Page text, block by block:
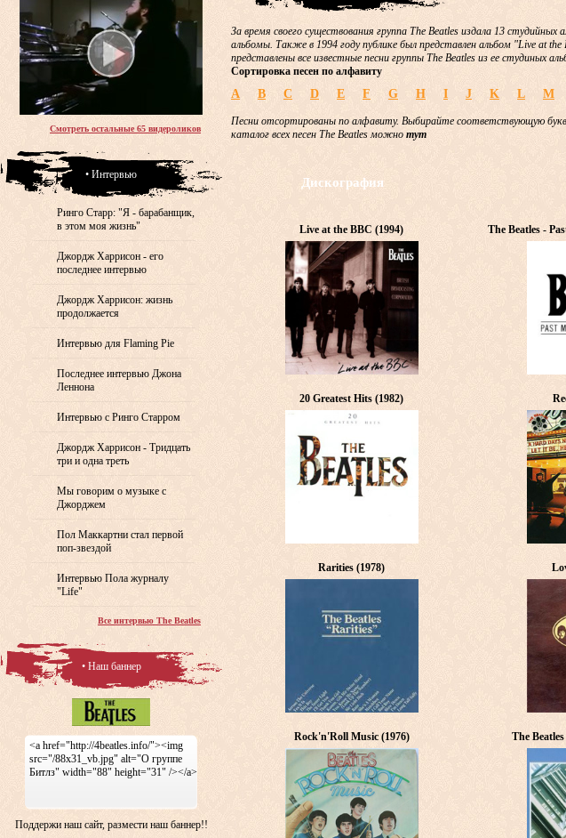
За время своего существования группа The Beatles издала 13
альбомы. Также в 1994 году публике был представлен альбом "Live at
представлены все известные песни группы The Beatles из ее студиных
Сортировка песен по алфавиту
A B C D E F G H I J K L M
Песни отсортированы по алфавиту. Выбирайте соответствующую
каталог всех песен The Beatles можно тут
Дискография
Live at the BBC (1994) The Beatles -
20 Greatest Hits (1982)
Rarities (1978)
Rock'n'Roll Music (1976) The
Смотреть остальные 65 видероликов
• Интервью
Ринго Старр: "Я - барабанщик,
в этом моя жизнь"
Джордж Харрисон - его
последнее интервью
Джордж Харрисон: жизнь
продолжается
Интервью для Flaming Pie
Последнее интервью Джона
Леннона
Интервью с Ринго Старром
Джордж Харрисон - Тридцать
три и одна треть
Мы говорим о музыке с
Джорджем
Пол Маккартни стал первой
поп-звездой
Интервью Пола журналу
"Life"
Все интервью The Beatles
• Наш баннер
<a href="http://4beatles.info/"><img
src="/88x31_vb.jpg" alt="О группе
Битлз" width="88" height="31" /></a>
Поддержи наш сайт, размести наш баннер!!